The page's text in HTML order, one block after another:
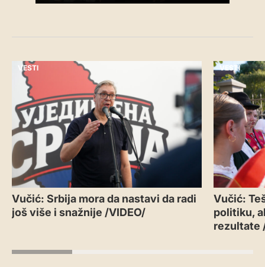
VESTI
Vučić: Srbija mora da nastavi da radi
još više i snažnije /VIDEO/
VESTI
Vučić:
politiku,
rezultate